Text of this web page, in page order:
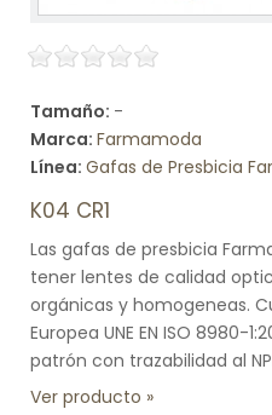
Tamaño: -
Marca: Farmamoda
Línea: Gafas de Presbicia
K04 CR1
Las gafas de presbicia
tener lentes de calidad
orgánicas y homogeneas.
Europea UNE EN ISO 8980-
patrón con trazabilidad al
Ver producto